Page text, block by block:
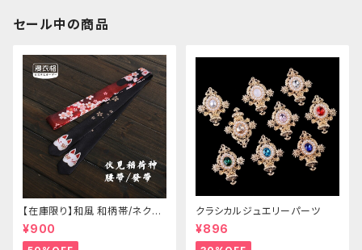
セール中の商品
【在庫限り】和風 和柄帯/ネクタ
イ/リボン（狐面/金魚
¥900
クラシカルジュエリーパーツ
¥896